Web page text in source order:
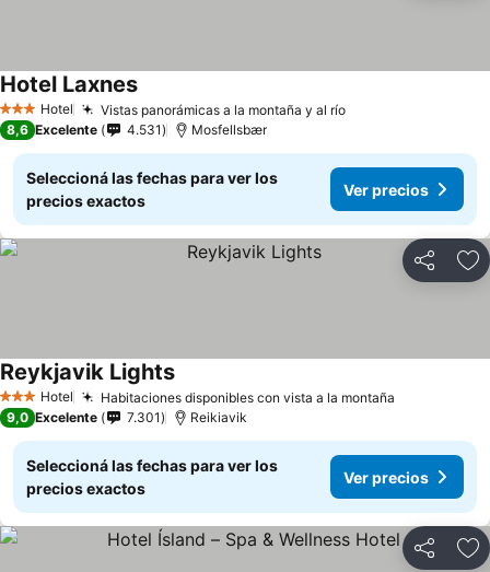
3 Estrellas
Hotel Vistas panorámicas a la montaña y al río
Hotel Laxnes
8,6 Excelente 4.531 Mosfellsbær
Seleccioná las fechas para ver los
precios exactos
Ver precios
Compartir
3 Estrellas
Hotel Habitaciones disponibles con vista a la montaña
Reykjavik Lights
9,0 Excelente 7.301 Reikiavik
Seleccioná las fechas para ver los
precios exactos
Ver precios
Compartir